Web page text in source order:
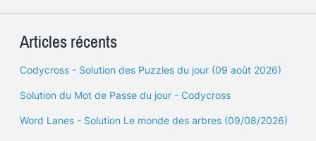
Articles récents
Codycross - Solution des Puzzles du jour (09 août 2026)
Solution du Mot de Passe du jour - Codycross
Word Lanes - Solution Le monde des arbres (09/08/2026)